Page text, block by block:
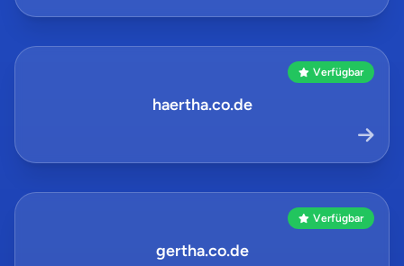
Verfügbar
haertha.co.de
Verfügbar
gertha.co.de